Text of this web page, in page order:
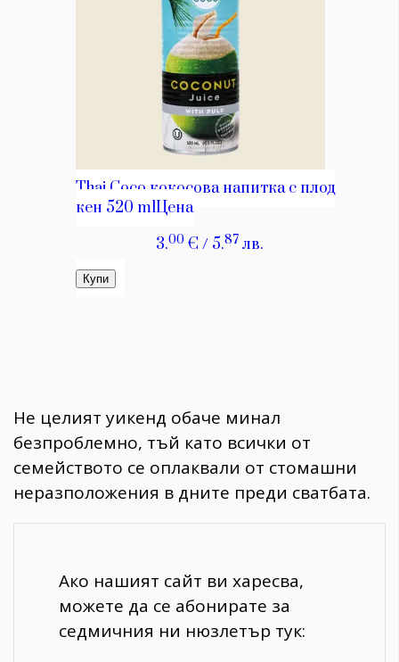
Не целият уикенд обаче минал
безпроблемно, тъй като всички от
семейството се оплаквали от стомашни
неразположения в дните преди сватбата.
Ако нашият сайт ви харесва,
можете да се абонирате за
седмичния ни нюзлетър тук: